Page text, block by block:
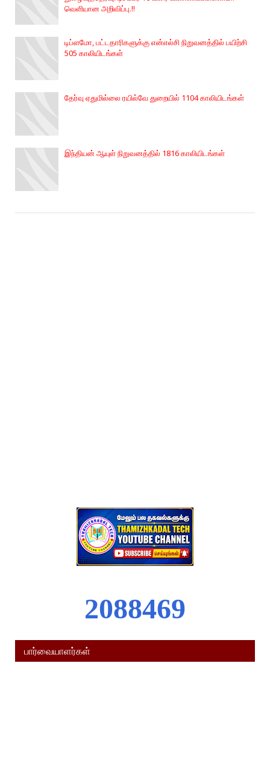
வெளியான அறிவிப்பு.!!
டிப்ளமோ, பட்டதாரிகளுக்கு என்எல்சி நிறுவனத்தில் பயிற்சி
505 காலியிடங்கள்
தேர்வு ஏதுமில்லை ரயில்வே துறையில் 1104 காலியிடங்கள்
இந்தியன் ஆயுள் நிறுவனத்தில் 1816 காலியிடங்கள்
2088469
பார்வையாளர்கள்